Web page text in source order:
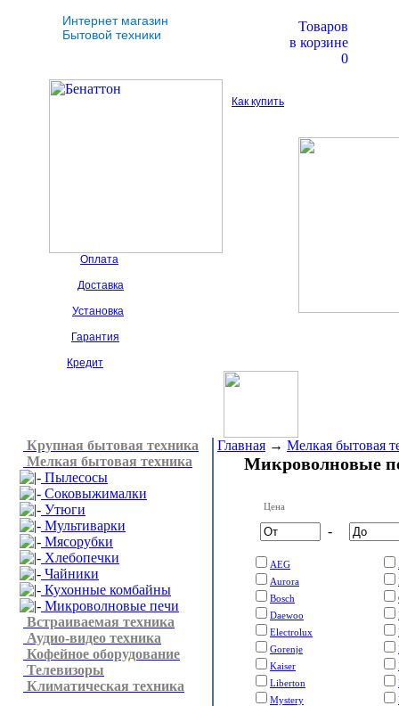
Интернет магазин
Бытовой техники
Товаров
в корзине
0
Как купить
Оплата
Доставка
Установка
Гарантия
Кредит
Крупная бытовая техника
Мелкая бытовая техника
Пылесосы
Соковыжималки
Утюги
Мультиварки
Мясорубки
Хлебопечки
Чайники
Кухонные комбайны
Микроволновые печи
Встраиваемая техника
Аудио-видео техника
Кофейное оборудование
Телевизоры
Климатическая техника
Главная → Мелкая бытовая
Микроволновые
Цена
-
AEG
Aurora
Bosch
Daewoo
Electrolux
Gorenje
Kaiser
Liberton
Mystery